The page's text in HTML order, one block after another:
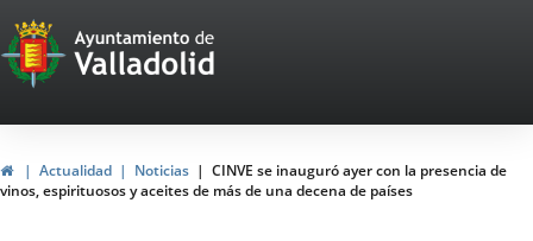
Portal
Web
del
Ayuntamiento
de
InicioActualidad Noticias
CINVE se inauguró ayer con la presencia de
vinos, espirituosos y aceites de más de una decena de países